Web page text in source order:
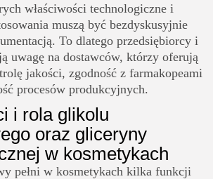
właściwości technologiczne i
muszą być bezdyskusyjnie
To dlatego przedsiębiorcy i
uwagę na dostawców, którzy oferują
jakości, zgodność z farmakopeami
procesów produkcyjnych.
i rola glikolu
oraz gliceryny
w kosmetykach
pełni w kosmetykach kilka funkcji